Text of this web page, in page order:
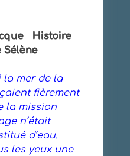
Histoire
Sélène
la mer de la
fièrement
la mission
n’était
d’eau.
les yeux une